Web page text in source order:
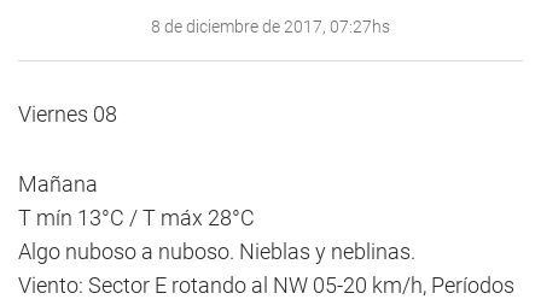
8 de diciembre de 2017, 07:27hs
Viernes 08
Mañana
T mín 13°C / T máx 28°C
Algo nuboso a nuboso. Nieblas y neblinas.
Viento: Sector E rotando al NW 05-20 km/h, Períodos